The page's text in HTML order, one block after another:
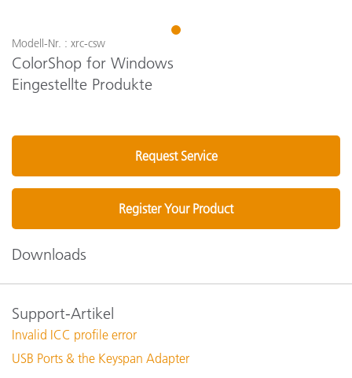
1
Modell-Nr. : xrc-csw
ColorShop for Windows
Eingestellte Produkte
Request Service
Register Your Product
Downloads
Support-Artikel
Invalid ICC profile error
USB Ports & the Keyspan Adapter